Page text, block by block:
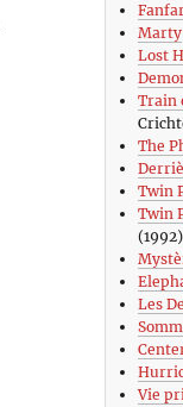
Marty
Lost
Train
The
Twin
Twin
Les
Vie